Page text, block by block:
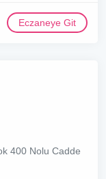
Eczaneye Git
400 Nolu Cadde